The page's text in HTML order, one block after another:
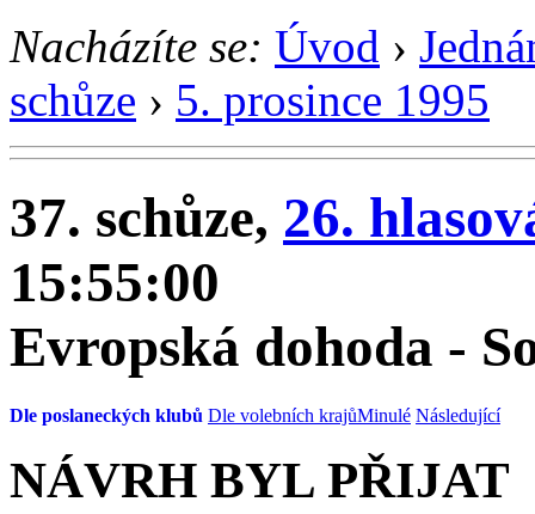
Nacházíte se: Úvod ›
schůze › 5. prosince 1995
37. schůze, 26.
15:55:00
Evropská dohoda -
Dle poslaneckých klubů Dle volebních krajůMinulé Následující
NÁVRH BYL PŘIJAT